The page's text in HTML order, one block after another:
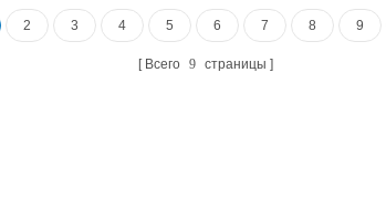
энергия Нагрейте на пригодную к пригодной
горячей воде и обеспечивая большое
количество кондиционирования воздуха при
2 3 4 5 6 7 8 9
Всего 9 страницы